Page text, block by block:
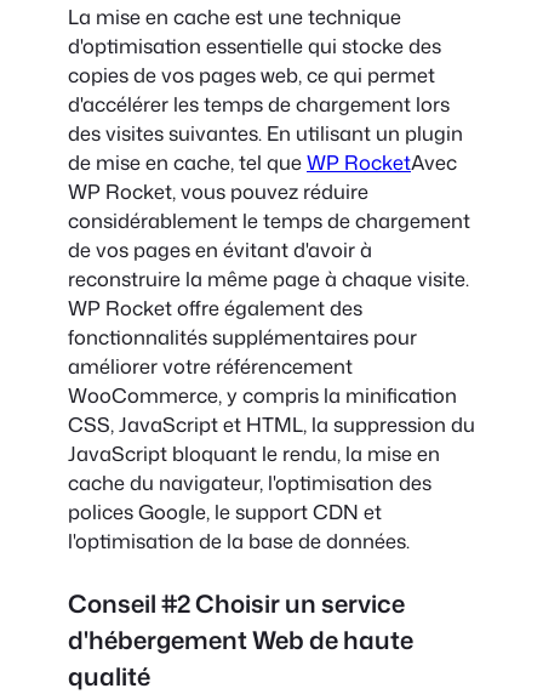
La mise en cache est une technique
d'optimisation essentielle qui stocke des
copies de vos pages web, ce qui permet
d'accélérer les temps de chargement lors
des visites suivantes. En utilisant un plugin
de mise en cache, tel queWP RocketAvec
WP Rocket, vous pouvez réduire
considérablement le temps de chargement
de vos pages en évitant d'avoir à
reconstruire la même page à chaque visite.
WP Rocket offre également des
fonctionnalités supplémentaires pour
améliorer votre référencement
WooCommerce, y compris la minification
CSS, JavaScript et HTML, la suppression du
JavaScript bloquant le rendu, la mise en
cache du navigateur, l'optimisation des
polices Google, le support CDN et
l'optimisation de la base de données.
Conseil #2 Choisir un service
d'hébergement Web de haute
qualité